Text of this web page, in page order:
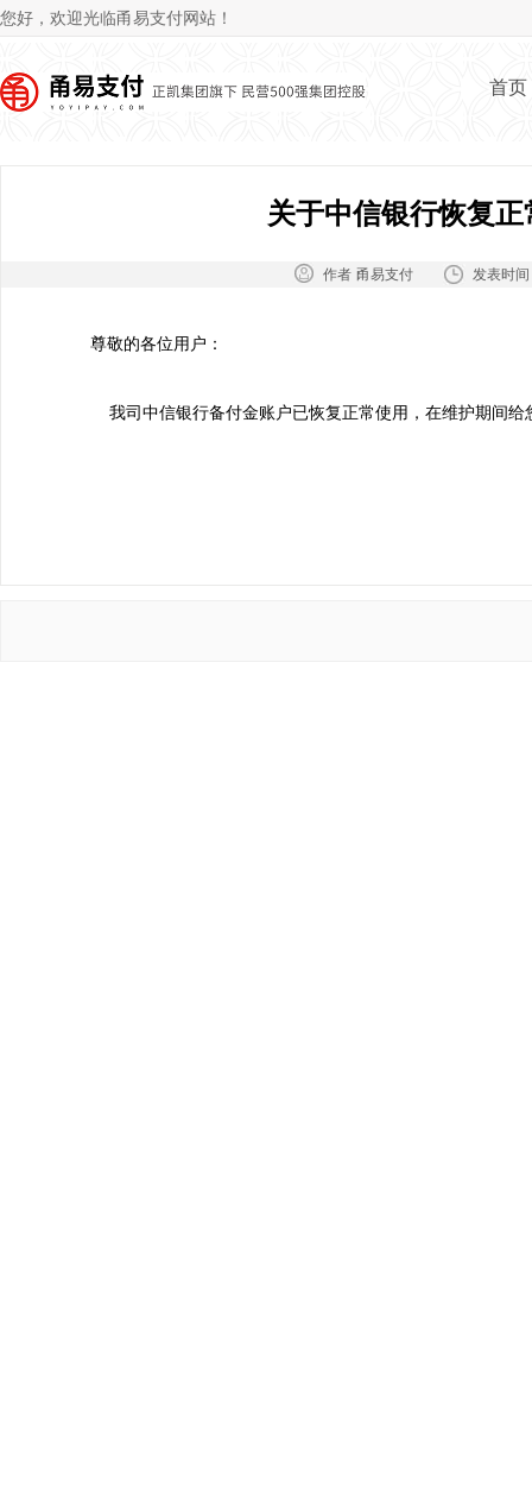
您好，欢迎光临甬易支付网站！
首页
关于中信银行恢复
作者：甬易支付 发表时
尊敬的各位用户：
我司中信银行备付金账户已恢复正常使用，在维护期间给